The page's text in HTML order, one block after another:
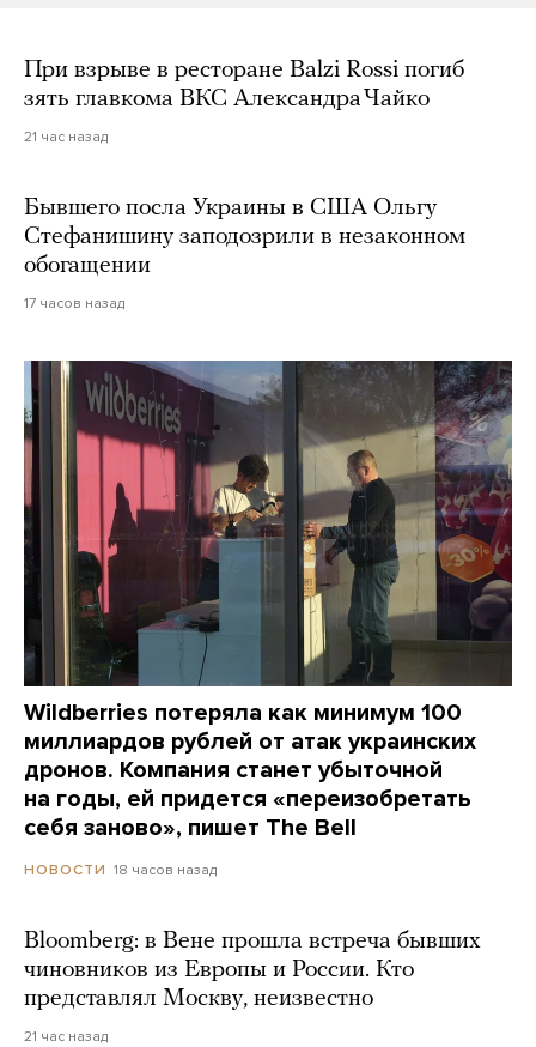
При взрыве в ресторане Balzi Rossi погиб
зять главкома ВКС Александра Чайко
21 час назад
Бывшего посла Украины в США Ольгу
Стефанишину заподозрили в незаконном
обогащении
17 часов назад
Wildberries потеряла как минимум 100
миллиардов рублей от атак украинских
дронов. Компания станет убыточной
на годы, ей придется «переизобретать
себя заново», пишет The Bell
НОВОСТИ 18 часов назад
Bloomberg: в Вене прошла встреча бывших
чиновников из Европы и России. Кто
представлял Москву, неизвестно
21 час назад